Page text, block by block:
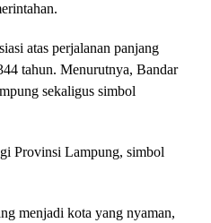
atas perjalanan panjang
tahun. Menurutnya, Bandar
sekaligus simbol
Provinsi Lampung, simbol
menjadi kota yang nyaman,